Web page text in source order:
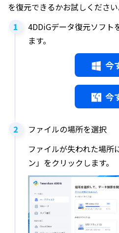
を復元できるかお試しください
4DDiGデータ復元ソフト
ます。
今
今
ファイルの場所を選択
ファイルが失われた場所
ン」をクリックします。